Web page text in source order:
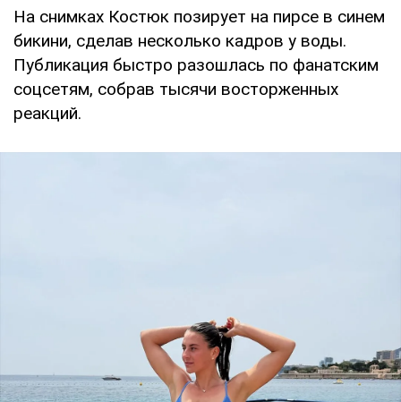
На снимках Костюк позирует на пирсе в синем
бикини, сделав несколько кадров у воды.
Публикация быстро разошлась по фанатским
соцсетям, собрав тысячи восторженных
реакций.